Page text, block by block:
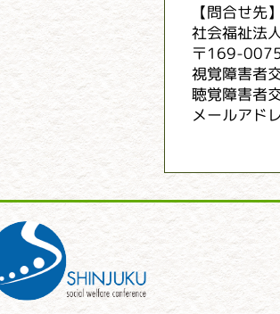
【問合せ先】
社会福祉法
〒169-
視覚障害
聴覚障害
メールアド